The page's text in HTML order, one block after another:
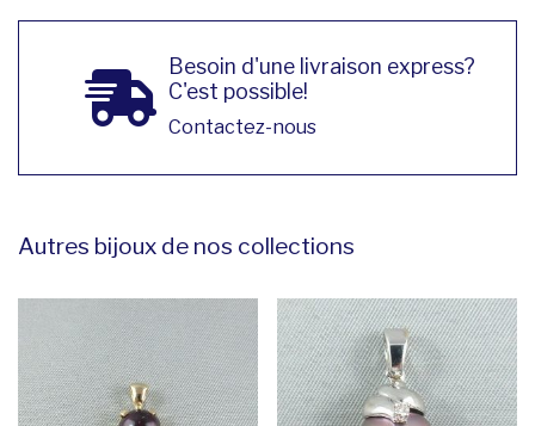
Besoin d'une livraison express?
C'est possible!
Contactez-nous
Autres bijoux de nos collections